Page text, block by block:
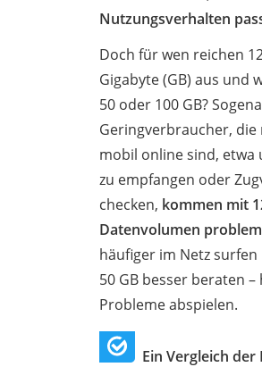
Nutzungsverhalten
Doch für wen reichen
Gigabyte (GB) aus und
50 oder 100 GB?
Geringverbraucher,
mobil online sind, etwa
zu empfangen oder
checken, kommen mit
Datenvolumen
häufiger im Netz
50 GB besser beraten
Probleme abspielen.
Ein Vergleich